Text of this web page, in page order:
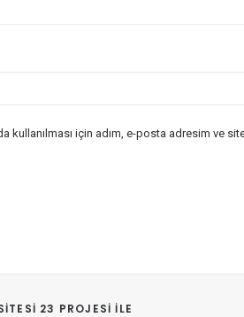
kullanılması için adım, e-posta adresim ve
23 PROJESI ILE